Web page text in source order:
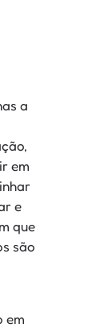
a
em
e
que
são
em